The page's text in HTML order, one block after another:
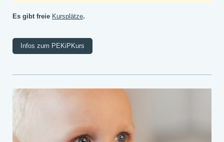
Es gibt freie Kursplätze.
Infos zum PEKiPKurs